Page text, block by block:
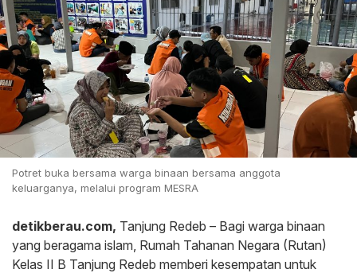
Potret buka bersama warga binaan bersama anggota
keluarganya, melalui program MESRA
detikberau.com, Tanjung Redeb – Bagi warga binaan
yang beragama islam, Rumah Tahanan Negara (Rutan)
Kelas II B Tanjung Redeb memberi kesempatan untuk